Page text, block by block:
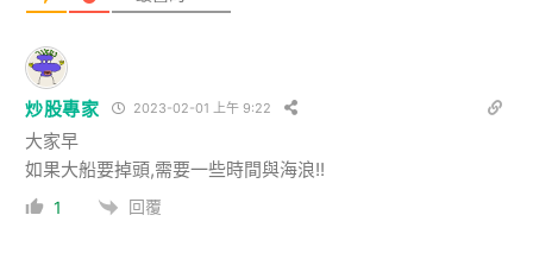
炒股專家 2023-02-01 上午 9:22
大家早
如果大船要掉頭,需要一些時間與海浪!!
1 回覆